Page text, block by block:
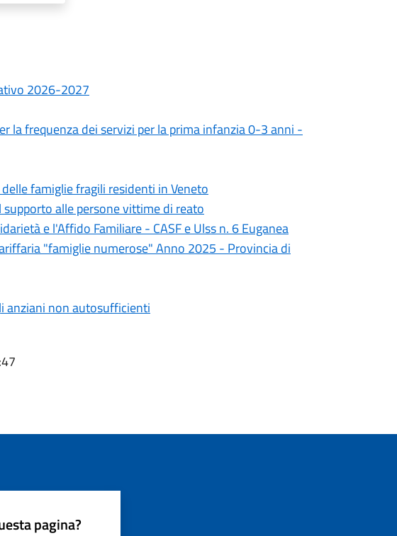
2026-2027
la frequenza dei servizi per la prima infanzia 0-3 anni -
famiglie fragili residenti in Veneto
alle persone vittime di reato
e l'Affido Familiare - CASF e Ulss n. 6 Euganea
"famiglie numerose" Anno 2025 - Provincia di
anziani non autosufficienti
pagina?